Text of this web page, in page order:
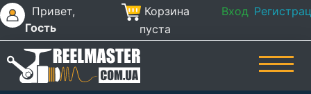
Привет,
Гость
Корзина
пуста
Вход